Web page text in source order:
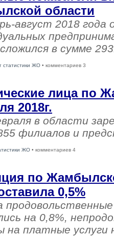
области
август 2018
в сумме
статистики ЖО • комментариев 3
лица по
2018г.
в области
филиалов и
ЖО • комментариев 4
по
0,5%
на 0,8%,
платные услуги